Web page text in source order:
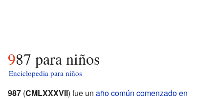
987 para niños
Enciclopedia para niños
987 (CMLXXXVII) fue un año común comenzado en